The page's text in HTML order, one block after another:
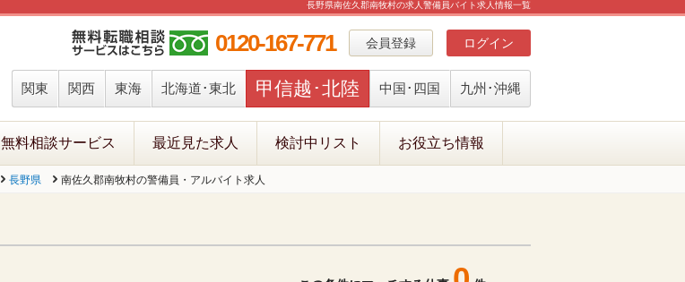
長野県南佐久郡南牧村の求人警備員バイト求人情報一覧
会員登録 ログイン
0120-167-771
関東 関西 東海 北海道･東北 甲信越･北陸 中国･四国 九州･沖縄
無料相談サービス 最近見た求人 検討中リスト お役立ち情報
長野県 南佐久郡南牧村の警備員・アルバイト求人